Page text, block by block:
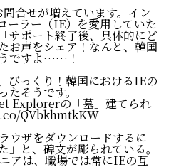
合せが増えています。イン
ーラー（IE）を愛用していた
サポート終了後、具体的にど
お声をシェア！なんと、韓国
ですよ……！
びっくり！韓国におけるIEの
たそうです。
Explorerの「墓」建てられ
QVbkhmtkKW
ウザをダウンロードするに
」と、碑文が彫られている。
アは、職場では常にIEの互